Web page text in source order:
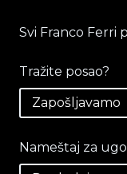
Svi Franco Ferri
Tražite posao?
Zapošljavamo
Nameštaj za